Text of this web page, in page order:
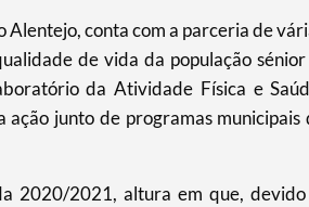
Alentejo, conta com a parceria de
de vida da população
da Atividade Física e
ação junto de programas
2020/2021, altura em que,